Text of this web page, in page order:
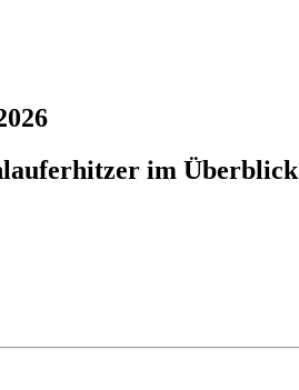
im Überblick